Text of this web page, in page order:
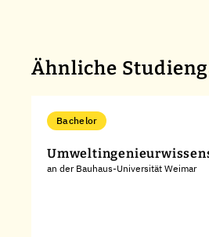
Ähnliche
Bachelor
an der Bauhaus-Universität Weimar